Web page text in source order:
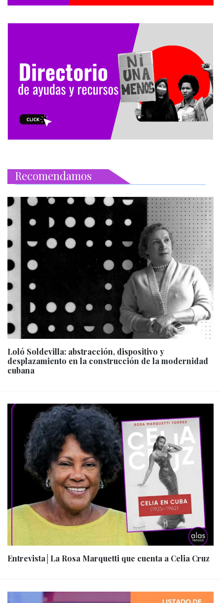
Recomendamos
Loló Soldevilla: abstracción, dispositivo y
desplazamiento en la construcción de la modernidad
cubana
Entrevista│La Rosa Marquetti que cuenta a Celia Cruz